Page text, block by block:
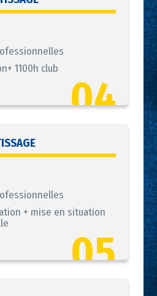
1100h club
04
+ mise en situation
05